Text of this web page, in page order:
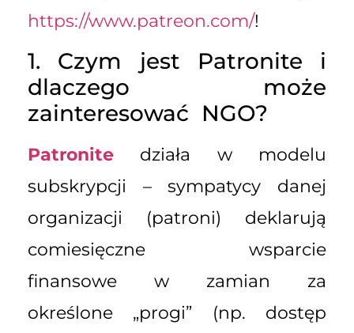
https://www.patreon.com/!
1. Czym jest Patronite i
dlaczego może
zainteresować NGO?
Patronite
działa w modelu
subskrypcji – sympatycy danej
organizacji (patroni) deklarują
comiesięczne wsparcie
finansowe w zamian za
określone „progi” (np. dostęp